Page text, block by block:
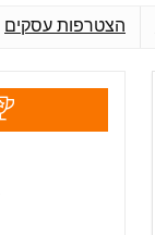
הצטרפות עסקים